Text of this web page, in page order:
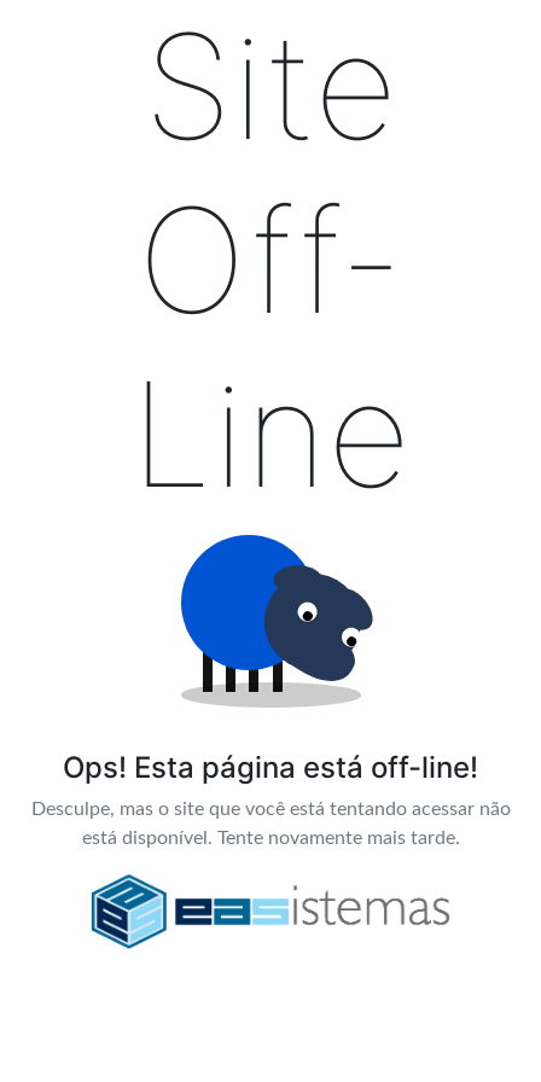
Site
Off-
Line
Ops! Esta página está off-line!
Desculpe, mas o site que você está tentando acessar não
está disponível. Tente novamente mais tarde.